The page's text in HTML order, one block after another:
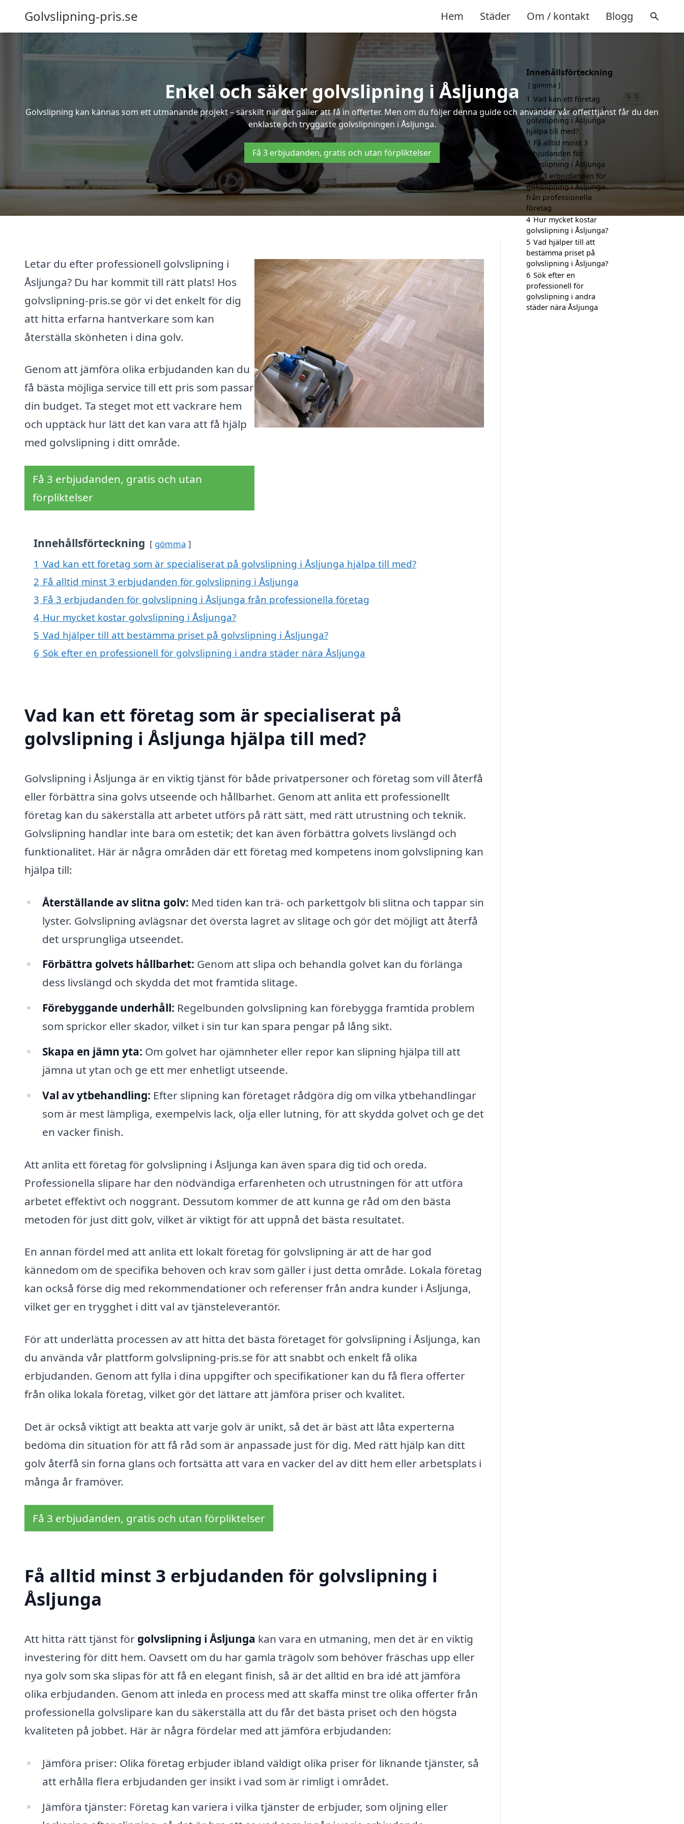
Golvslipning-pris.se Hem Städer Om / kontakt Blogg
Enkel och säker golvslipning i Åsljunga
Golvslipning kan kännas som ett utmanande projekt – särskilt när det gäller att få in offerter. Men om du följer denna guide och använder vår offerttjänst får du den
enklaste och tryggaste golvslipningen i Åsljunga.
Få 3 erbjudanden, gratis och utan förpliktelser
Letar du efter professionell golvslipning i
Åsljunga? Du har kommit till rätt plats! Hos
golvslipning-pris.se gör vi det enkelt för dig
att hitta erfarna hantverkare som kan
återställa skönheten i dina golv.
Genom att jämföra olika erbjudanden kan du
få bästa möjliga service till ett pris som passar
din budget. Ta steget mot ett vackrare hem
och upptäck hur lätt det kan vara att få hjälp
med golvslipning i ditt område.
Få 3 erbjudanden, gratis och utan
förpliktelser
Innehållsförteckning gömma
1 Vad kan ett företag som är specialiserat på golvslipning i Åsljunga hjälpa till med?
2 Få alltid minst 3 erbjudanden för golvslipning i Åsljunga
3 Få 3 erbjudanden för golvslipning i Åsljunga från professionella företag
4 Hur mycket kostar golvslipning i Åsljunga?
5 Vad hjälper till att bestämma priset på golvslipning i Åsljunga?
6 Sök efter en professionell för golvslipning i andra städer nära Åsljunga
Vad kan ett företag som är specialiserat på
golvslipning i Åsljunga hjälpa till med?
Golvslipning i Åsljunga är en viktig tjänst för både privatpersoner och företag som vill återfå
eller förbättra sina golvs utseende och hållbarhet. Genom att anlita ett professionellt
företag kan du säkerställa att arbetet utförs på rätt sätt, med rätt utrustning och teknik.
Golvslipning handlar inte bara om estetik; det kan även förbättra golvets livslängd och
funktionalitet. Här är några områden där ett företag med kompetens inom golvslipning kan
hjälpa till:
Återställande av slitna golv: Med tiden kan trä- och parkettgolv bli slitna och tappar sin
lyster. Golvslipning avlägsnar det översta lagret av slitage och gör det möjligt att återfå
det ursprungliga utseendet.
Förbättra golvets hållbarhet: Genom att slipa och behandla golvet kan du förlänga
dess livslängd och skydda det mot framtida slitage.
Förebyggande underhåll: Regelbunden golvslipning kan förebygga framtida problem
som sprickor eller skador, vilket i sin tur kan spara pengar på lång sikt.
Skapa en jämn yta: Om golvet har ojämnheter eller repor kan slipning hjälpa till att
jämna ut ytan och ge ett mer enhetligt utseende.
Val av ytbehandling: Efter slipning kan företaget rådgöra dig om vilka ytbehandlingar
som är mest lämpliga, exempelvis lack, olja eller lutning, för att skydda golvet och ge det
en vacker finish.
Att anlita ett företag för golvslipning i Åsljunga kan även spara dig tid och oreda.
Professionella slipare har den nödvändiga erfarenheten och utrustningen för att utföra
arbetet effektivt och noggrant. Dessutom kommer de att kunna ge råd om den bästa
metoden för just ditt golv, vilket är viktigt för att uppnå det bästa resultatet.
En annan fördel med att anlita ett lokalt företag för golvslipning är att de har god
kännedom om de specifika behoven och krav som gäller i just detta område. Lokala företag
kan också förse dig med rekommendationer och referenser från andra kunder i Åsljunga,
vilket ger en trygghet i ditt val av tjänsteleverantör.
För att underlätta processen av att hitta det bästa företaget för golvslipning i Åsljunga, kan
du använda vår plattform golvslipning-pris.se för att snabbt och enkelt få olika
erbjudanden. Genom att fylla i dina uppgifter och specifikationer kan du få flera offerter
från olika lokala företag, vilket gör det lättare att jämföra priser och kvalitet.
Det är också viktigt att beakta att varje golv är unikt, så det är bäst att låta experterna
bedöma din situation för att få råd som är anpassade just för dig. Med rätt hjälp kan ditt
golv återfå sin forna glans och fortsätta att vara en vacker del av ditt hem eller arbetsplats i
många år framöver.
Få 3 erbjudanden, gratis och utan förpliktelser
Få alltid minst 3 erbjudanden för golvslipning i
Åsljunga
Att hitta rätt tjänst för golvslipning i Åsljunga kan vara en utmaning, men det är en viktig
investering för ditt hem. Oavsett om du har gamla trägolv som behöver fräschas upp eller
nya golv som ska slipas för att få en elegant finish, så är det alltid en bra idé att jämföra
olika erbjudanden. Genom att inleda en process med att skaffa minst tre olika offerter från
professionella golvslipare kan du säkerställa att du får det bästa priset och den högsta
kvaliteten på jobbet. Här är några fördelar med att jämföra erbjudanden:
Jämföra priser: Olika företag erbjuder ibland väldigt olika priser för liknande tjänster, så
att erhålla flera erbjudanden ger insikt i vad som är rimligt i området.
Jämföra tjänster: Företag kan variera i vilka tjänster de erbjuder, som oljning eller
Innehållsförteckning
gömma
1 Vad kan ett företag
som är specialiserat på
golvslipning i Åsljunga
hjälpa till med?
2 Få alltid minst 3
erbjudanden för
golvslipning i Åsljunga
3 Få 3 erbjudanden för
golvslipning i Åsljunga
från professionella
företag
4 Hur mycket kostar
golvslipning i Åsljunga?
5 Vad hjälper till att
bestämma priset på
golvslipning i Åsljunga?
6 Sök efter en
professionell för
golvslipning i andra
städer nära Åsljunga